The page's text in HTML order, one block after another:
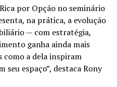
por Opção no seminário
na prática, a evolução
— com estratégia,
ganha ainda mais
como a dela inspiram
seu espaço”, destaca Rony